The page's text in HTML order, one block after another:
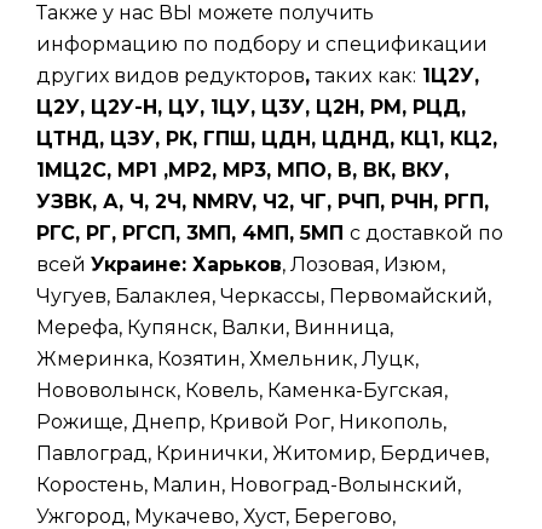
Также у нас ВЫ можете получить
информацию по подбору и спецификации
других видов редукторов,таких как: 1Ц2У,
Ц2У, Ц2У-Н, ЦУ, 1ЦУ, Ц3У, Ц2Н, РМ, РЦД,
ЦТНД, ЦЗУ, РК, ГПШ, ЦДН, ЦДНД, КЦ1, КЦ2,
1МЦ2С, МР1 ,МР2, МР3, МПО, В, ВК, ВКУ,
УЗВК, А, Ч, 2Ч, NMRV, Ч2, ЧГ, РЧП, РЧН, РГП,
РГС, РГ, РГСП, 3МП, 4МП, 5МП с доставкой по
всей Украине: Харьков, Лозовая, Изюм,
Чугуев, Балаклея, Черкассы, Первомайский,
Мерефа, Купянск, Валки, Винница,
Жмеринка, Козятин, Хмельник, Луцк,
Нововолынск, Ковель, Каменка-Бугская,
Рожище, Днепр, Кривой Рог, Никополь,
Павлоград, Кринички, Житомир, Бердичев,
Коростень, Малин, Новоград-Волынский,
Ужгород, Мукачево, Хуст, Берегово,